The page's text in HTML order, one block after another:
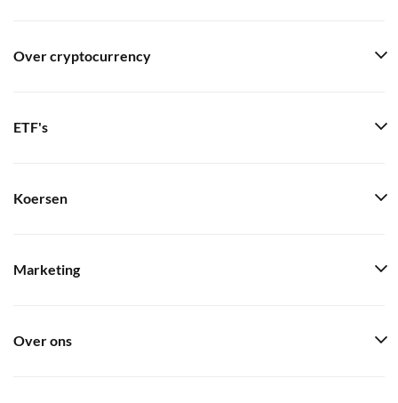
Over cryptocurrency
ETF's
Koersen
Marketing
Over ons